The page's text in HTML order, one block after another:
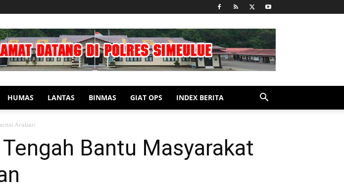
HUMAS LANTAS BINMAS GIAT OPS INDEX BERITA
Araban
Bantu Masyarakat